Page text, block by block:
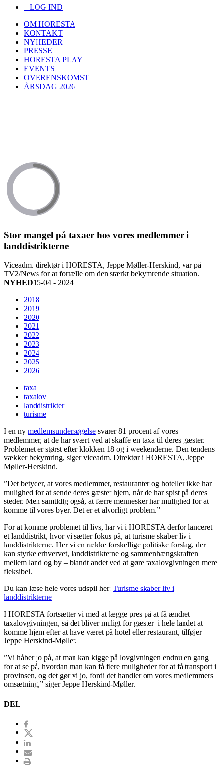
LOG IND
OM HORESTA
KONTAKT
NYHEDER
PRESSE
HORESTA PLAY
EVENTS
OVERENSKOMST
ÅRSDAG 2026
Stor mangel på taxaer hos vores medlemmer i
landdistrikterne
Viceadm. direktør i HORESTA, Jeppe Møller-Herskind, var på
TV2/News for at fortælle om den stærkt bekymrende situation.
NYHED15-04 - 2024
2018
2019
2020
2021
2022
2023
2024
2025
2026
taxa
taxalov
landdistrikter
turisme
I en ny medlemsundersøgelse svarer 81 procent af vores
medlemmer, at de har svært ved at skaffe en taxa til deres gæster.
Problemet er størst efter klokken 18 og i weekenderne. Den tendens
vækker bekymring, siger viceadm. Direktør i HORESTA, Jeppe
Møller-Herskind.
”Det betyder, at vores medlemmer, restauranter og hoteller ikke har
mulighed for at sende deres gæster hjem, når de har spist på deres
steder. Men samtidig også, at færre mennesker har mulighed for at
komme til vores byer. Det er et alvorligt problem.”
For at komme problemet til livs, har vi i HORESTA derfor lanceret
et landdistrikt, hvor vi sætter fokus på, at turisme skaber liv i
landdistrikterne. Her vi en række forskellige politiske forslag, der
kan styrke erhvervet, landdistrikterne og sammenhængskraften
mellem land og by – blandt andet ved at gøre taxalovgivningen mere
fleksibel.
Du kan læse hele vores udspil her: Turisme skaber liv i
landdistrikterne
I HORESTA fortsætter vi med at lægge pres på at få ændret
taxalovgivningen, så det bliver muligt for gæster i hele landet at
komme hjem efter at have været på hotel eller restaurant, tilføjer
Jeppe Herskind-Møller.
”Vi håber jo på, at man kan kigge på lovgivningen endnu en gang
for at se på, hvordan man kan få flere muligheder for at få transport i
provinsen, og det gør vi jo, fordi det handler om vores medlemmers
omsætning,” siger Jeppe Herskind-Møller.
DEL